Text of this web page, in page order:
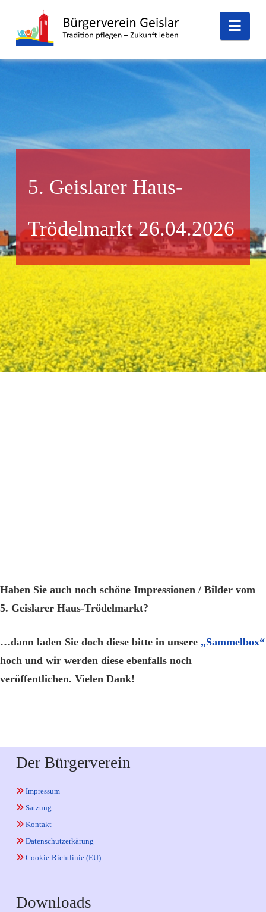
5. Geislarer Haus-
Trödelmarkt 26.04.2026
Haben Sie auch noch schöne Impressionen / Bilder vom
5. Geislarer Haus-Trödelmarkt?
…dann laden Sie doch diese bitte in unsere „Sammelbox“
hoch und wir werden diese ebenfalls noch
veröffentlichen. Vielen Dank!
Der Bürgerverein
Impressum
Satzung
Kontakt
Datenschutzerkärung
Cookie-Richtlinie (EU)
Downloads